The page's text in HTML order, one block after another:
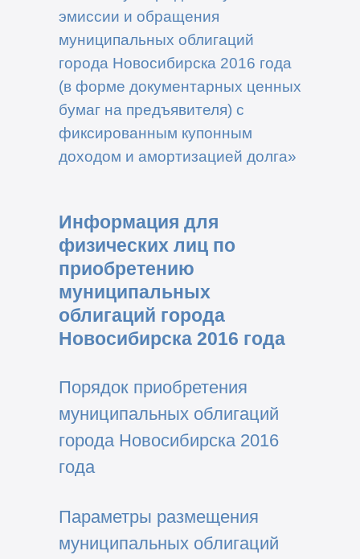
эмиссии и обращения
муниципальных облигаций
города Новосибирска 2016 года
(в форме документарных ценных
бумаг на предъявителя) с
фиксированным купонным
доходом и амортизацией долга»
Информация для
физических лиц по
приобретению
муниципальных
облигаций города
Новосибирска 2016 года
Порядок приобретения
муниципальных облигаций
города Новосибирска 2016
года
Параметры размещения
муниципальных облигаций